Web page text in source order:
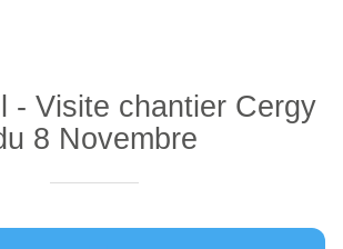
- Visite chantier Cergy
8 Novembre